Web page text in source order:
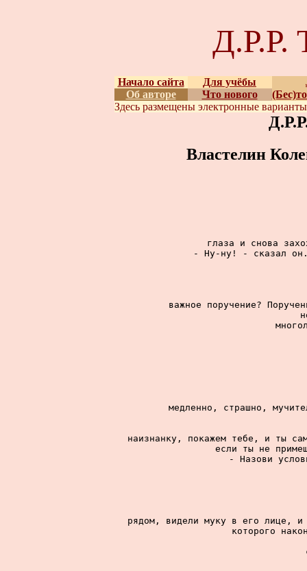
Начало сайта Для учёбы
Об авторе
Что нового
Здесь размещены электронные
Властелин
глаза и снова
- Ну-ну! - сказал
важное поручение?
медленно, страшно,
наизнанку, покажем тебе, и ты
если ты не
- Назови
рядом, видели муку в его лице, и
которого